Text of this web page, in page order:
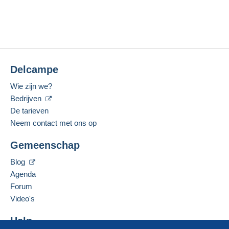
berechtigen nur zur Reklamation, falls vor der
müssen Reklamationen bei offen zutage
Zustellung der Lose beim Versteigerer eingegangen
Bei anerkannten Reklamationen hat der Käufer
sei es aus Verzug, Unmöglichkeit der Leistung,
Delcampe
Wie zijn we?
Bedrijven
De tarieven
Neem contact met ons op
Gemeenschap
Blog
Agenda
Forum
Video's
Help